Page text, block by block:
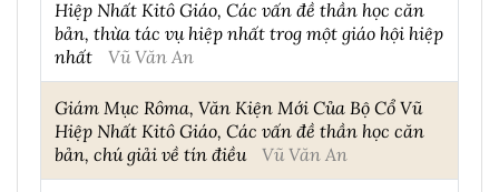
Hiệp Nhất Kitô Giáo, Các vấn đề thần học căn
bản, thừa tác vụ hiệp nhất trog một giáo hội hiệp
nhất
Vũ Văn An
Giám Mục Rôma, Văn Kiện Mới Của Bộ Cổ Vũ
Hiệp Nhất Kitô Giáo, Các vấn đề thần học căn
bản, chú giải về tín điều
Vũ Văn An